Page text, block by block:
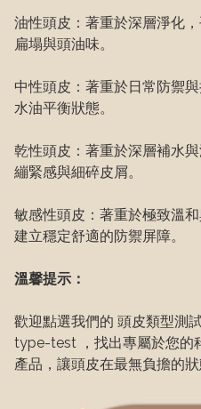
油性頭皮：著重於深層淨化
扁塌與頭油味。
中性頭皮：著重於日常防禦
水油平衡狀態。
乾性頭皮：著重於深層補水
繃緊感與細碎皮屑。
敏感性頭皮：著重於極致溫
建立穩定舒適的防禦屏障。
溫馨提示：
歡迎點選我們的 頭皮類型
type-test ，找出專屬於您的
產品，讓頭皮在最無負擔的狀